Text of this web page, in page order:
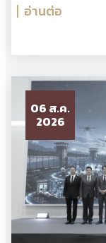
อ่านต่อ
06 ส.ค.
2026